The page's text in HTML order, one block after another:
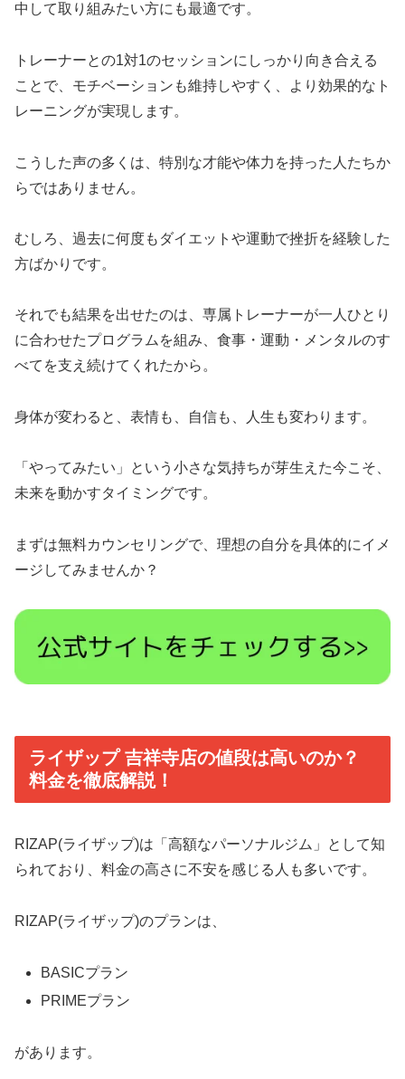
中して取り組みたい方にも最適です。
トレーナーとの1対1のセッションにしっかり向き合える
ことで、モチベーションも維持しやすく、より効果的なト
レーニングが実現します。
こうした声の多くは、特別な才能や体力を持った人たちか
らではありません。
むしろ、過去に何度もダイエットや運動で挫折を経験した
方ばかりです。
それでも結果を出せたのは、専属トレーナーが一人ひとり
に合わせたプログラムを組み、食事・運動・メンタルのす
べてを支え続けてくれたから。
身体が変わると、表情も、自信も、人生も変わります。
「やってみたい」という小さな気持ちが芽生えた今こそ、
未来を動かすタイミングです。
まずは無料カウンセリングで、理想の自分を具体的にイメ
ージしてみませんか？
ライザップ 吉祥寺店の値段は高いのか？
料金を徹底解説！
RIZAP(ライザップ)は「高額なパーソナルジム」として知
られており、料金の高さに不安を感じる人も多いです。
RIZAP(ライザップ)のプランは、
BASICプラン
PRIMEプラン
があります。